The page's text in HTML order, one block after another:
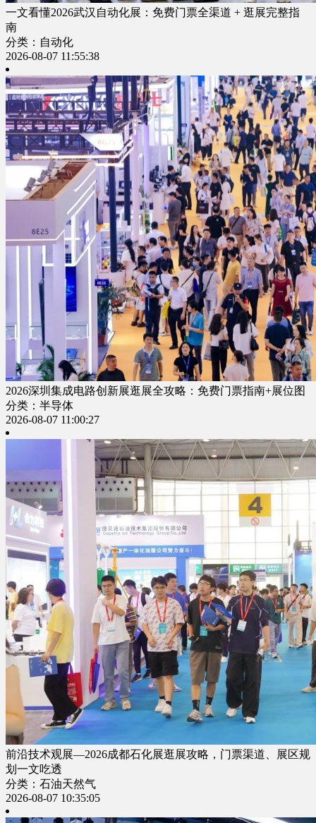
一文看懂2026武汉自动化展：免费门票全渠道 + 逛展完整指
南
分类：自动化
2026-08-07 11:55:38
2026深圳集成电路创新展逛展全攻略：免费门票指南+展位图
分类：半导体
2026-08-07 11:00:27
前沿技术观展—2026成都石化展逛展攻略，门票渠道、展区规
划一文吃透
分类：石油天然气
2026-08-07 10:35:05